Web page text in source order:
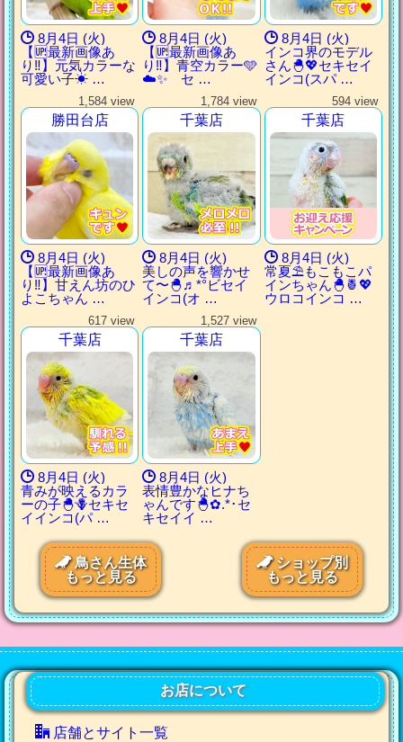
8月4日 (火)
【🆙最新画像あ
り‼️】元気カラーな
可愛い子☀ …
8月4日 (火)
【🆙最新画像あ
り‼️】青空カラー🩵
☁️✨ セ …
8月4日 (火)
インコ界のモデル
さん🐣💖セキセイ
インコ(スパ …
1,584 view
勝田台店
8月4日 (火)
【🆙最新画像あ
り‼️】甘えん坊のひ
よこちゃん …
1,784 view
千葉店
8月4日 (火)
美しの声を響かせ
て〜🐣♬*°ビセイ
インコ(オ …
594 view
千葉店
8月4日 (火)
常夏⛱もこもこパ
インちゃん🐣🍍💖
ウロコインコ …
617 view
千葉店
8月4日 (火)
青みが映えるカラ
ーの子🐣🪻セキセ
イインコ(パ …
1,527 view
千葉店
8月4日 (火)
表情豊かなヒナち
ゃんです🐣✿.*･セ
キセイイ …
鳥さん生体
もっと見る
ショップ別
もっと見る
お店について
店舗とサイト一覧